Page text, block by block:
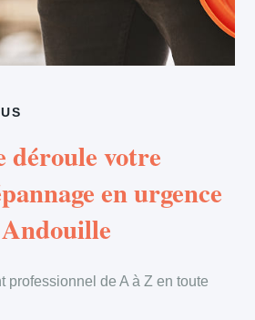
déroule votre
en urgence
professionnel de A à Z en toute